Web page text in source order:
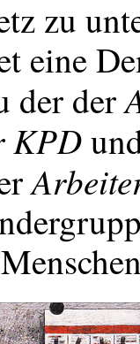
zu
eine
der der
KPD